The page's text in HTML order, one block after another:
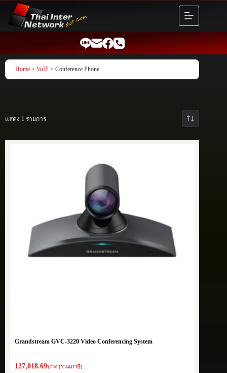
content
Home > VoIP > Conference Phone
แสดง 1 รายการ
Grandstream GVC-3220 Video Conferencing System
127,018.69บาท (รวมภาษี)